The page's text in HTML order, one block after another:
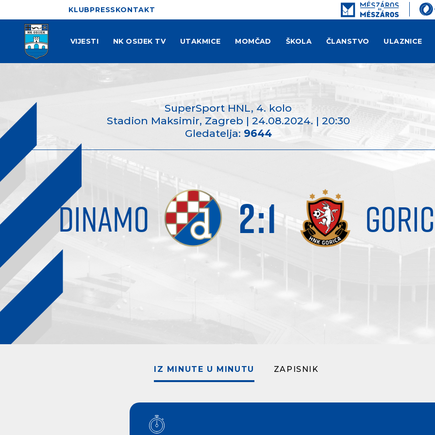
KLUBPRESSKONTAKT
VIJESTI NK OSIJEK TV UTAKMICE MOMČAD ŠKOLA ČLANSTVO ULAZNICE
SuperSport HNL, 4. kolo
Stadion Maksimir, Zagreb | 24.08.2024. | 20:30
Gledatelja: 9644
DINAMO 2:1
IZ MINUTE U MINUTU ZAPISNIK